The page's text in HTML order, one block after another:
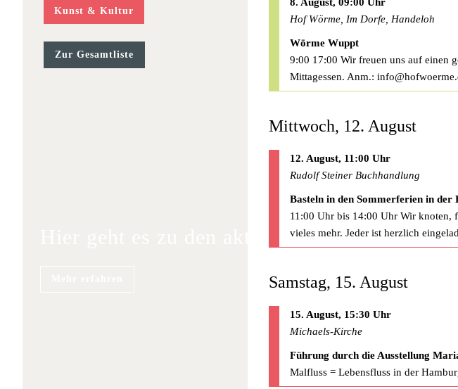
Hier geht es zu den aktuellen Veranstaltungen
Kunst & Kultur
Zur Gesamtliste
Hof Wörme, Im Dorfe, Handeloh
Wörme Wuppt
9:00 17:00 Wir freuen uns auf einen
Mittagessen. Anm.:
Mittwoch, 12. August
12. August, 11:00 Uhr
Rudolf Steiner Buchhandlung
Basteln in den Sommerferien in der
11:00 Uhr bis 14:00 Uhr Wir knoten,
vieles mehr. Jeder ist herzlich
Samstag, 15. August
15. August, 15:30 Uhr
Michaels-Kirche
Führung durch die Ausstellung
Malfluss = Lebensfluss in der